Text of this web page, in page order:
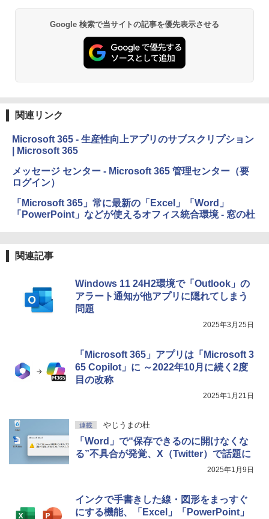
Google 検索で当サイトの記事を優先表示させる
関連リンク
Microsoft 365 - 生産性向上アプリのサブスクリプション
| Microsoft 365
メッセージ センター - Microsoft 365 管理センター（要
ログイン）
「Microsoft 365」常に最新の「Excel」「Word」
「PowerPoint」などが使えるオフィス統合環境 - 窓の杜
関連記事
Windows 11 24H2環境で「Outlook」の
アラート通知が他アプリに隠れてしまう
問題
2025年3月25日
「Microsoft 365」アプリは「Microsoft 3
65 Copilot」に ～2022年10月に続く2度
目の改称
2025年1月21日
連載 やじうまの杜
「Word」で“保存できるのに開けなくな
る”不具合が発覚、X（Twitter）で話題に
2025年1月9日
インクで手書きした線・図形をまっすぐ
にする機能、「Excel」「PowerPoint」